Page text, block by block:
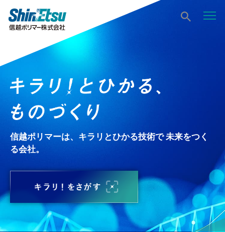
信越ポリマーは、キラリとひかる技術で 未来をつく
る会社。